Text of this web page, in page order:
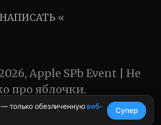
«
Apple SPb Event | Не
про яблочки.
только обезличеннуювеб-
Супер